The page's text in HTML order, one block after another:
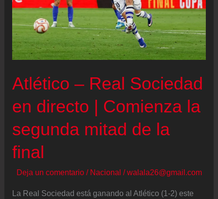
Atlético – Real Sociedad
en directo | Comienza la
segunda mitad de la
final
Deja un comentario / Nacional /walala26@gmail.com
La Real Sociedad está ganando al Atlético (1-2) este